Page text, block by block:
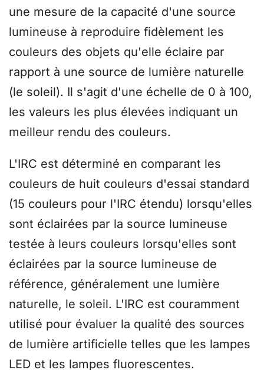
une mesure de la capacité d'une source
lumineuse à reproduire fidèlement les
couleurs des objets qu'elle éclaire par
rapport à une source de lumière naturelle
(le soleil). Il s'agit d'une échelle de 0 à 100,
les valeurs les plus élevées indiquant un
meilleur rendu des couleurs.
L'IRC est déterminé en comparant les
couleurs de huit couleurs d'essai standard
(15 couleurs pour l'IRC étendu) lorsqu'elles
sont éclairées par la source lumineuse
testée à leurs couleurs lorsqu'elles sont
éclairées par la source lumineuse de
référence, généralement une lumière
naturelle, le soleil. L'IRC est couramment
utilisé pour évaluer la qualité des sources
de lumière artificielle telles que les lampes
LED et les lampes fluorescentes.